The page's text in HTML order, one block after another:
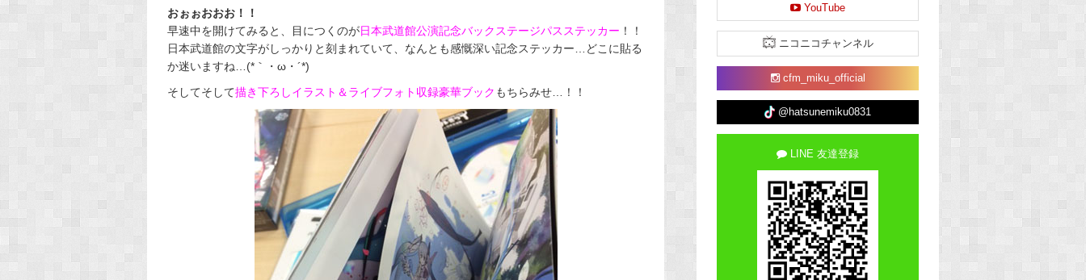
おぉぉおおお！！
早速中を開けてみると、目につくのが日本武道館公演記念バックステージパスステッカー ！！
日本武道館の文字がしっかりと刻まれていて、なんとも感慨深い記念ステッカー…どこに貼る
か迷いますね…(*｀・ω・´*)
そしてそして描き下ろしイラスト＆ライブフォト収録豪華ブック もちらみせ…！！
YouTube
ニコニコチャンネル
cfm_miku_official
@hatsunemiku0831
LINE 友達登録